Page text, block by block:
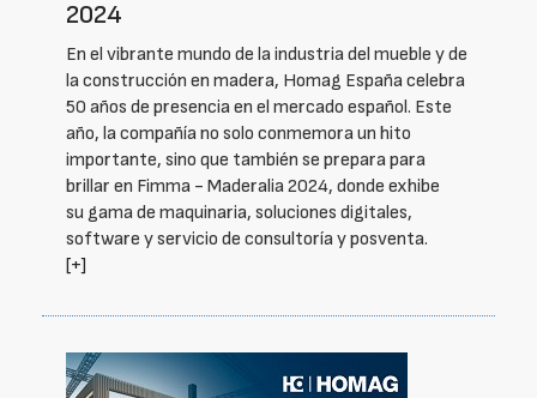
2024
En el vibrante mundo de la industria del mueble y de
la construcción en madera, Homag España celebra
50 años de presencia en el mercado español. Este
año, la compañía no solo conmemora un hito
importante, sino que también se prepara para
brillar en Fimma - Maderalia 2024, donde exhibe
su gama de maquinaria, soluciones digitales,
software y servicio de consultoría y posventa.
[+]